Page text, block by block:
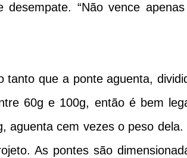
“Não vence
tanto que a ponte aguenta,
60g e 100g, então é bem
aguenta cem vezes o peso dela.
As pontes são